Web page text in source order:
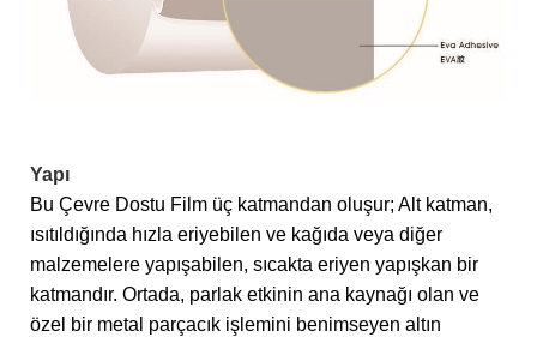
Yapı
Bu Çevre Dostu Film üç katmandan oluşur; Alt katman,
ısıtıldığında hızla eriyebilen ve kağıda veya diğer
malzemelere yapışabilen, sıcakta eriyen yapışkan bir
katmandır. Ortada, parlak etkinin ana kaynağı olan ve
özel bir metal parçacık işlemini benimseyen altın